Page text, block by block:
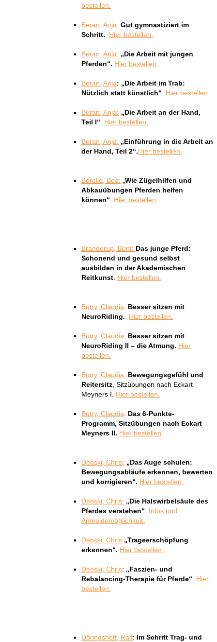
bestellen.
Beran, Anja: Gut gymnastiziert im
Schritt.
Hier bestellen.
Beran, Anja: „Die Arbeit mit jungen
Pferden“. Hier bestellen.
Beran, Anja: „Die Arbeit im Trab:
Nützlich statt künstlich“
Hier bestellen.
Beran, Anja: „Die Arbeit an der Hand,
Teil I“
Hier bestellen.
Beran, Anja: „Einführung in die Arbeit an
der Hand, Teil 2“.Hier bestellen.
Borelle, Bea:
Wie Zügelhilfen und
Abkauübungen Pferden helfen
können“
Hier bestellen.
Branderup, Bent: Das junge Pferd:
Schonend und gesund selbst
ausbilden in der Akademischen
Reitkunst Hier bestellen.
Butry, Claudia: Besser sitzen mit
NeuroRiding.
Hier bestellen.
Butry, Claudia: Besser sitzen mit
NeuroRiding II – die Atmung. Hier
bestellen.
Butry, Claudia: Bewegungsgefühl und
Reitersitz , Sitzübungen nach Eckart
Meyners I. Hier bestellen.
Butry, Claudia: Das 6-Punkte-
Programm, Sitzübungen nach Eckart
Meyners II. Hier bestellen
Debski, Chris: „Das Auge schulen:
Bewegungsabläufe erkennen, bewerten
und korrigieren“. Hier bestellen.
Debski, Chris: „Die Halswirbelsäule des
Pferdes verstehen“
Infos und
Anmeldemöglichkeit.
Debski, Chris „Trageerschöpfung
erkennen“. Hier bestellen.
Debski, Chris: „Faszien- und
Rebalancing-Therapie für Pferde“
Hier
bestellen.
Döringshoff, Ralf: Im Schritt Trag- und